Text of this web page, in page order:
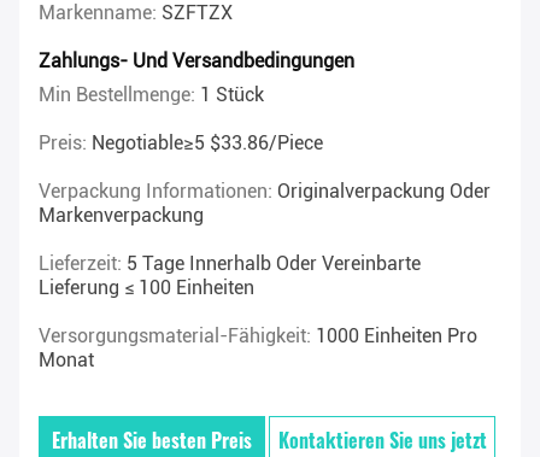
Markenname: SZFTZX
Zahlungs- Und Versandbedingungen
Min Bestellmenge: 1 Stück
Preis: Negotiable≥5 $33.86/piece
Verpackung Informationen: Originalverpackung Oder
Markenverpackung
Lieferzeit: 5 Tage Innerhalb Oder Vereinbarte
Lieferung ≤ 100 Einheiten
Versorgungsmaterial-Fähigkeit: 1000 Einheiten Pro
Monat
Erhalten Sie besten Preis Kontaktieren Sie uns jetzt